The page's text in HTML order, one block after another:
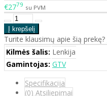
€2779 su PVM
Turite klausimų apie šią prekę?
Kilmės šalis: Lenkija
Gamintojas: GTV
Specifikacija
(0) Atsiliepimai